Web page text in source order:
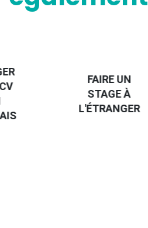
FAIRE UN
STAGE À
L'ÉTRANGER